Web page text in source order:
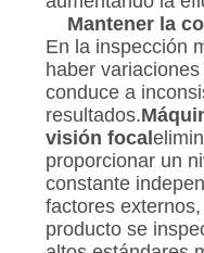
Mantener la
En la inspección
haber
conduce a
resultados.
visión focal
proporcionar un
constante
factores
producto se